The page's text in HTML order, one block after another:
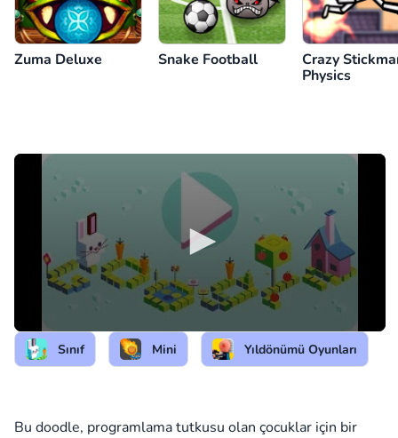
Zuma Deluxe Snake Football
Crazy
Physics
Sınıf Mini Yıldönümü Oyunları
Bu doodle, programlama tutkusu olan çocuklar için bir